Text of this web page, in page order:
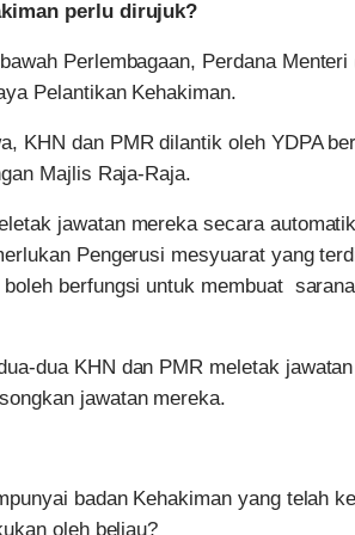
perlu dirujuk?
Perlembagaan, Perdana Menteri
Pelantikan Kehakiman.
KHN dan PMR dilantik oleh YDPA
Majlis Raja-Raja.
jawatan mereka secara
Pengerusi mesyuarat yang
berfungsi untuk membuat
dua KHN dan PMR meletak
jawatan mereka.
badan Kehakiman yang telah
oleh beliau?